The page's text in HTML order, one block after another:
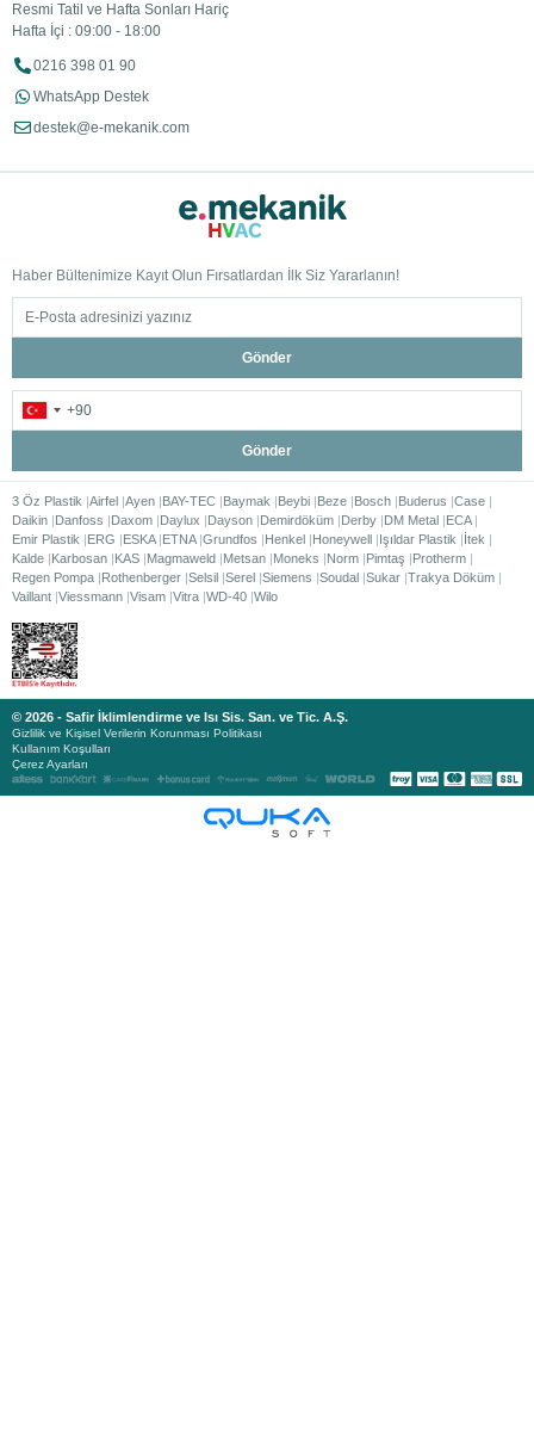
Resmi Tatil ve Hafta Sonları Hariç
Hafta İçi : 09:00 - 18:00
0216 398 01 90
WhatsApp Destek
destek@e-mekanik.com
Haber Bültenimize Kayıt Olun Fırsatlardan İlk Siz Yararlanın!
Gönder
Gönder
3 Öz Plastik Airfel Ayen BAY-TEC Baymak Beybi Beze Bosch Buderus Case
Daikin Danfoss Daxom Daylux Dayson Demirdöküm Derby DM Metal ECA
Emir Plastik
ERG ESKA ETNA Grundfos Henkel Honeywell Işıldar Plastik
İtek
Kalde Karbosan KAS Magmaweld Metsan Moneks Norm Pimtaş
Protherm
Regen Pompa Rothenberger Selsil Serel Siemens Soudal Sukar Trakya Döküm
Vaillant Viessmann Visam Vitra WD-40 Wilo
© 2026 - Safir İklimlendirme ve Isı Sis. San. ve Tic. A.Ş.
Gizlilik ve Kişisel Verilerin Korunması Politikası
Kullanım Koşulları
Çerez Ayarları